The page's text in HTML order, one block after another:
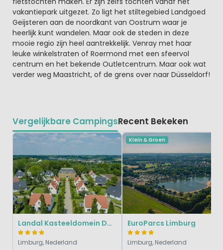
vakantiepark uitgezet. Zo ligt het stiltegebied Landgoed
Geijsteren aan de noordkant van Oostrum waar je
heerlijk kunt wandelen. Maar ook de steden in deze
mooie regio zijn heel aantrekkelijk. Venray met haar
leuke winkelstraten of Roermond met een sfeervol
centrum en het bekende Outletcentrum. Maar ook wat
verder weg Maastricht, of de grens over naar Düsseldorf!
Vergelijkbare CampingsRecent Bekeken
Landal Kasteeldomein De Cauberg
Limburg, Nederland
Klein & Groen
EuroParcs Limburg
Limburg, Nederland